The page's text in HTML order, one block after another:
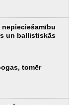
un ballistiskās
tomēr